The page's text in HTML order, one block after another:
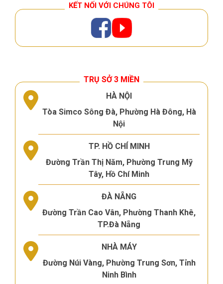
KẾT NỐI VỚI CHÚNG TÔI
TRỤ SỞ 3 MIỀN
HÀ NỘI
Tòa Simco Sông Đà, Phường Hà Đông, Hà
Nội
TP. HỒ CHÍ MINH
Đường Trần Thị Năm, Phường Trung Mỹ
Tây, Hồ Chí Minh
ĐÀ NẴNG
Đường Trần Cao Vân, Phường Thanh Khê,
TP.Đà Nẵng
NHÀ MÁY
Đường Núi Vàng, Phường Trung Sơn, Tỉnh
Ninh Bình